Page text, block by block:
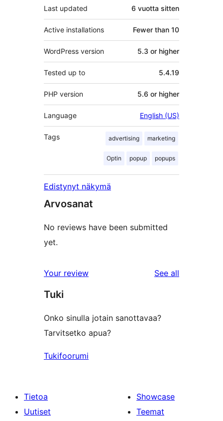
Last updated 6 vuotta sitten
Active installations Fewer than 10
WordPress version 5.3 or higher
Tested up to 5.4.19
PHP version 5.6 or higher
Language English (US)
Tags advertising marketing
Optin popup popups
Edistynyt näkymä
Arvosanat
No reviews have been submitted
yet.
Your review See all
Tuki
Onko sinulla jotain sanottavaa?
Tarvitsetko apua?
Tukifoorumi
Tietoa
Uutiset
Showcase
Teemat